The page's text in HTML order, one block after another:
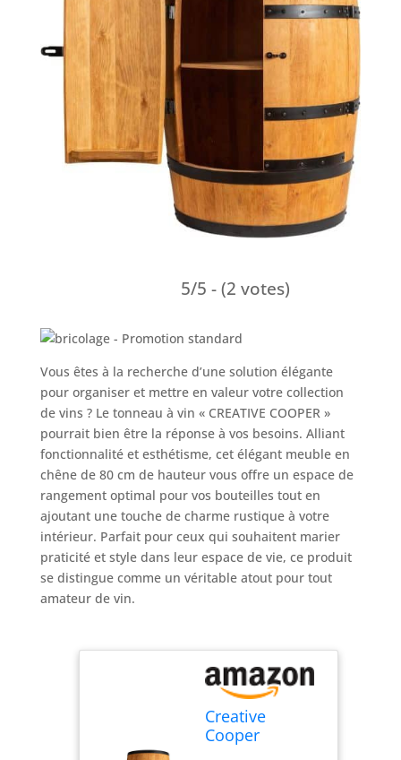
5/5 - (2 votes)
Vous êtes à la recherche d’une solution élégante
pour organiser et mettre en valeur votre collection
de vins ? Le tonneau à vin « CREATIVE COOPER »
pourrait bien être la réponse à vos besoins. Alliant
fonctionnalité et esthétisme, cet élégant meuble en
chêne de 80 cm de hauteur vous offre un espace de
rangement optimal pour vos bouteilles tout en
ajoutant une touche de charme rustique à votre
intérieur. Parfait pour ceux qui souhaitent marier
praticité et style dans leur espace de vie, ce produit
se distingue comme un véritable atout pour tout
amateur de vin.
Creative
Cooper